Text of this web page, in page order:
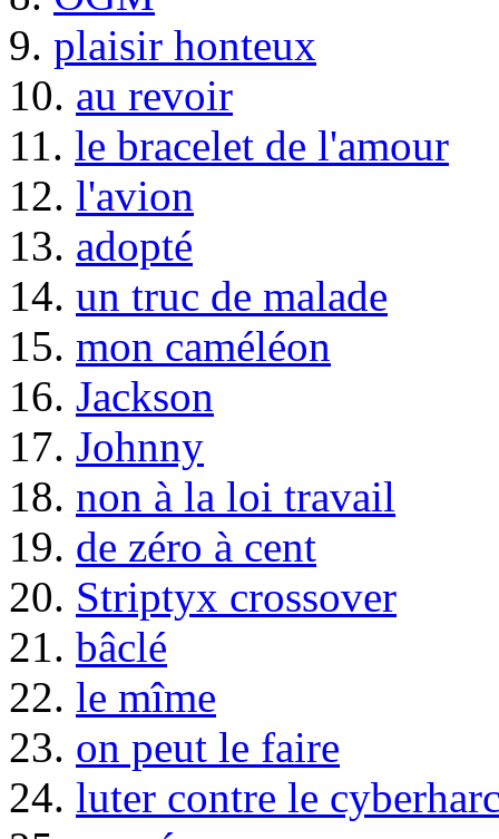
9. plaisir honteux
10. au revoir
11. le bracelet de l'amour
12. l'avion
13. adopté
14. un truc de malade
15. mon caméléon
16. Jackson
17. Johnny
18. non à la loi travail
19. de zéro à cent
20. Striptyx crossover
21. bâclé
22. le mîme
23. on peut le faire
24. luter contre le